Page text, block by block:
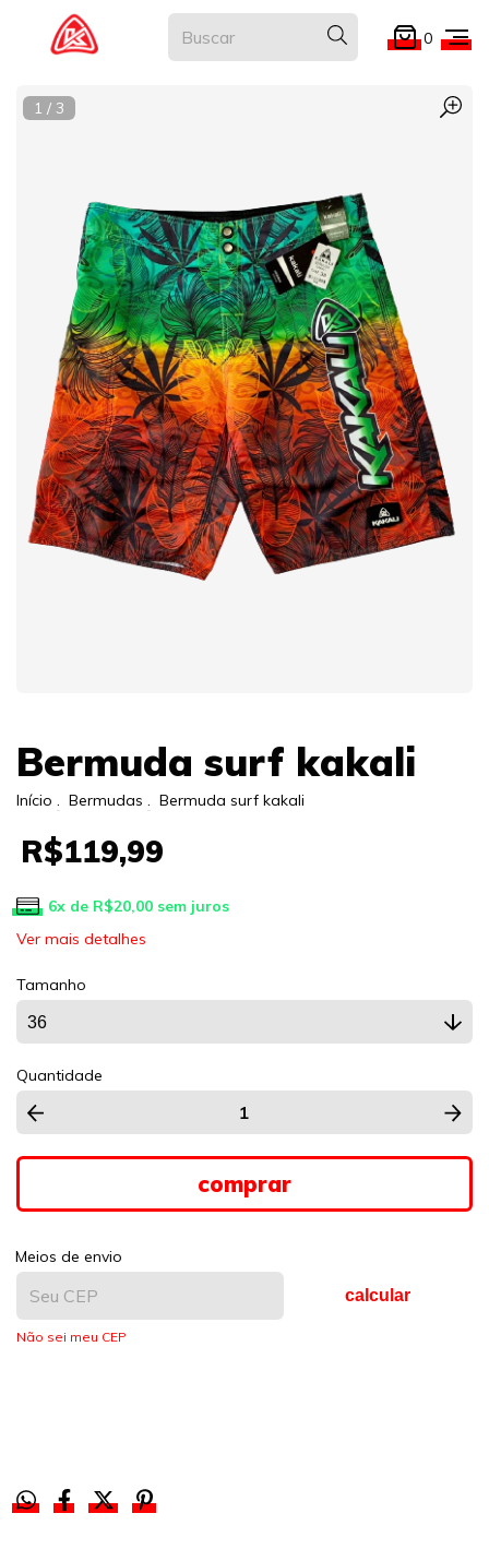
0
Bermuda surf kakali
Início Bermudas Bermuda surf kakali
R$119,99
6x de R$20,00sem juros
Ver mais detalhes
Tamanho
Quantidade
Meios de envio
calcular
Não sei meu CEP
1 / 3